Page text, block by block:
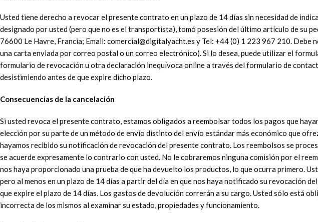
Usted tiene derecho a revocar el presente contrato en un plazo de 14 días sin necesidad de
designado por usted (pero que no es el transportista), tomó posesión del último artículo de su
76600 Le Havre, Francia; Email: comercial@digitalyacht.es y Tel: +44 (0) 1 223 967 210.
una carta enviada por correo postal o un correo electrónico). Si lo desea, puede utilizar el
formulario de revocación u otra declaración inequívoca online a través del formulario de
desistimiendo antes de que expire dicho plazo.
Consecuencias de la cancelación
Si usted revoca el presente contrato, estamos obligados a reembolsar todos los pagos que
elección por su parte de un método de envío distinto del envío estándar más económico que
hayamos recibido su notificación de revocación del presente contrato. Los reembolsos se
se acuerde expresamente lo contrario con usted. No le cobraremos ninguna comisión por el
nos haya proporcionado una prueba de que ha devuelto los productos, lo que ocurra primero.
pero al menos en un plazo de 14 días a partir del día en que nos haya notificado su
que expire el plazo de 14 días. Los gastos de devolución correrán a su cargo. Usted sólo está
incorrecta de los mismos al examinar su estado, propiedades y funcionamiento.